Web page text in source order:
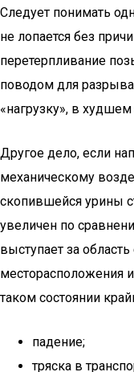
Следует понимать
не лопается без
перетерпливание
поводом для
«нагрузку», в худшем
Другое дело, если
механическому
скопившейся урины
увеличен по
выступает за
месторасположения
таком состоянии
падение;
тряска в